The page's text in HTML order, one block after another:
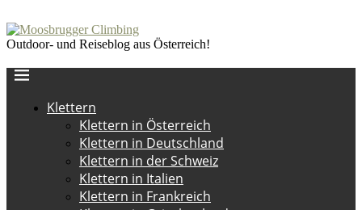
Outdoor- und Reiseblog aus Österreich!
Klettern
Klettern in Österreich
Klettern in Deutschland
Klettern in der Schweiz
Klettern in Italien
Klettern in Frankreich